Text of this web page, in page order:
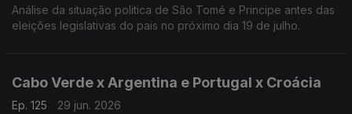
Análise da situação politica de São Tomé e Principe antes das
eleições legislativas do pais no próximo dia 19 de julho.
Cabo Verde x Argentina e Portugal x Croácia
Ep. 125
29 jun. 2026